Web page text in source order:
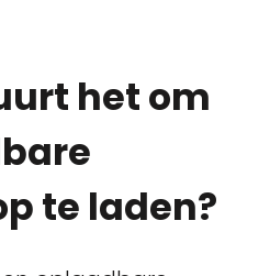
het om
te laden?